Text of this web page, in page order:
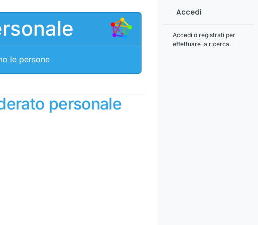
le persone
personale
Accedi
Accedi o registrati per
effettuare la ricerca.